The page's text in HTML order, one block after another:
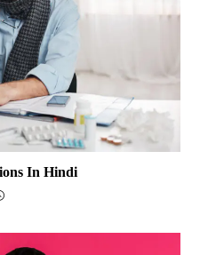
In Hindi